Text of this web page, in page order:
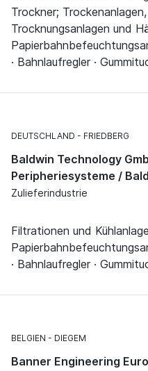
Trockner;
Trocknungsanlagen und
· Bahnlaufregler ·
DEUTSCHLAND FRIEDBERG
Baldwin Technology
Peripheriesysteme /
Zulieferindustrie
Filtrationen und
· Bahnlaufregler ·
BELGIEN DIEGEM
Banner Engineering